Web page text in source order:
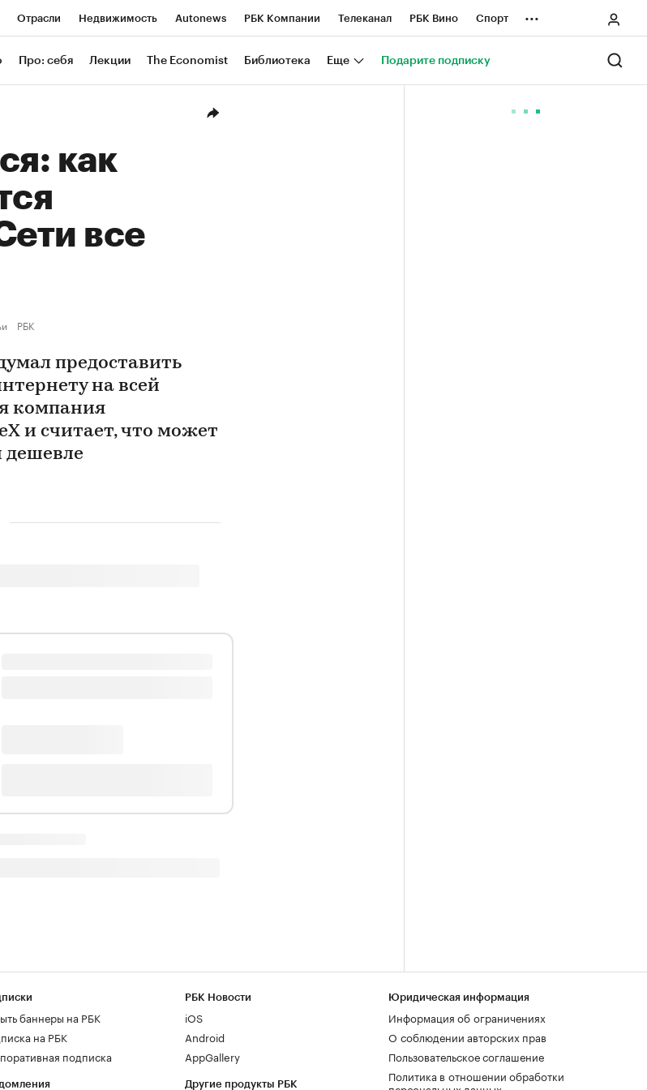
Отрасли Недвижимость Autonews РБК Компании Телеканал РБК Вино Спорт
РБК Life Тренды Визионеры Национальные проекты Город
...
Про: себя Лекции The Economist Библиотека Еще Подарите подписку
как
все
РБК
предоставить
на всей
компания
и считает, что может
дешевле
баннеры на РБК
на РБК
подписка
РБК Новости
iOS
Android
AppGallery
Другие продукты РБК
Юридическая информация
Информация об ограничениях
О соблюдении авторских прав
Пользовательское соглашение
Политика в отношении обработки